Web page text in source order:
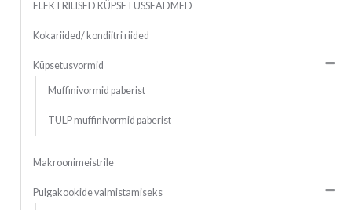
ELEKTRILISED KÜPSETUSSEADMED
Kokariided/ kondiitri riided
Küpsetusvormid
Muffinivormid paberist
TULP muffinivormid paberist
Makroonimeistrile
Pulgakookide valmistamiseks